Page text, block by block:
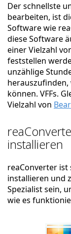
Der schnellste
bearbeiten, ist
Software wie
diese Software
einer Vielzahl
feststellen
unzählige
können. VFFs.
Vielzahl von
installieren
reaConverter
installieren und
Spezialist sein,
wie es